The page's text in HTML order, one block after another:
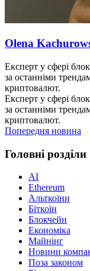
Olena
Експерт у сфері
за останніми
криптовалют.
Експерт у сфері
за останніми
криптовалют.
Попередня новина
Головні розділи
AI
Ethereum
Альткоїни
Біткоїн
Блокчейн
Економіка
Майнінг
Новини
Поза законом